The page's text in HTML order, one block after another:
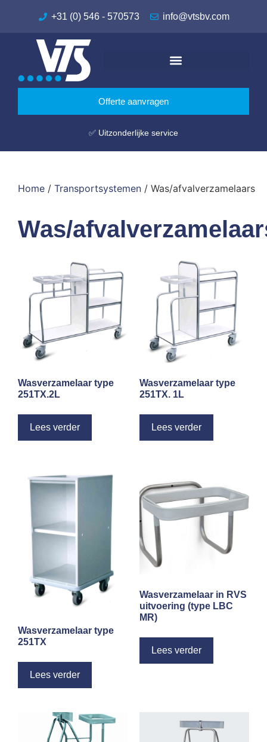
+31 (0) 546 - 570573 info@vtsbv.com
Offerte aanvragen
✅ Uitzonderlijke service
Home / Transportsystemen / Was/afvalverzamelaars
Was/
Wasverzamelaar type
251TX.2L
Lees verder
Wasverzamelaar type
251TX. 1L
Lees verder
Wasverzamelaar type
251TX
Lees verder
Wasverzamelaar in RVS
uitvoering (type LBC
MR)
Lees verder